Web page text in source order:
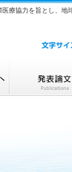
医療協力を旨とし、地